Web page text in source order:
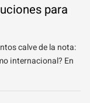
para
calve de la nota:
internacional? En